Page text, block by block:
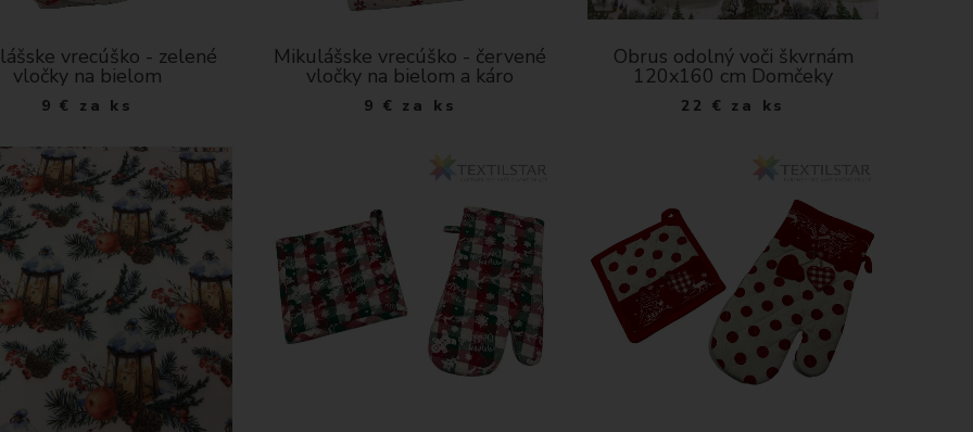
vrecúško - zelené
vločky na bielom
9 € za ks
Mikulášske vrecúško - červené
vločky na bielom a káro
9 € za ks
Obrus odolný voči škvrnám
120x160 cm Domčeky
22 € za ks